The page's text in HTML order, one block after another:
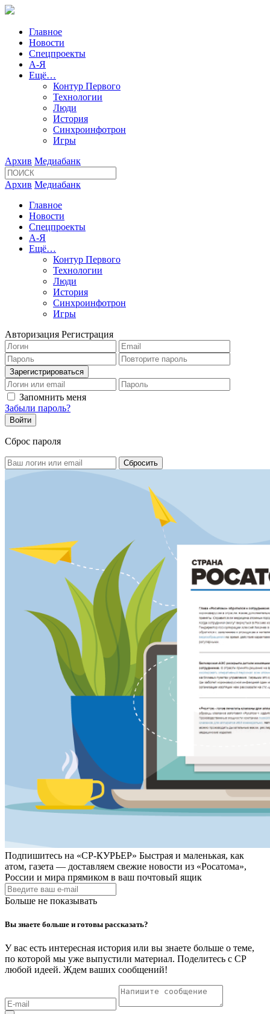
Главное
Новости
Спецпроекты
А-Я
Ещё…
Контур Первого
Технологии
Люди
История
Синхроинфотрон
Игры
Архив Медиабанк
Архив Медиабанк
Главное
Новости
Спецпроекты
А-Я
Ещё…
Контур Первого
Технологии
Люди
История
Синхроинфотрон
Игры
Авторизация Регистрация
Запомнить меня
Забыли пароль?
Сброс пароля
Подпишитесь на «СР-КУРЬЕР» Быстрая и маленькая, как
атом, газета — доставляем свежие новости из «Росатома»,
России и мира прямиком в ваш почтовый ящик
Больше не показывать
Вы знаете больше и готовы рассказать?
У вас есть интересная история или вы знаете больше о теме,
по которой мы уже выпустили материал. Поделитесь с СР
любой идеей. Ждем ваших сообщений!